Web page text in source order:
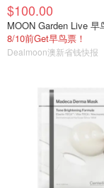
$100.00
MOON Garden Live 早
8/10前Get早鸟票！
Dealmoon澳新省钱快报